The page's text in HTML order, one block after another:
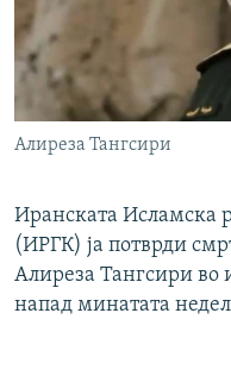
Алиреза Тангсири
Иранската Исламска
(ИРГК) ја потврди
Алиреза Тангсири во
напад минатата